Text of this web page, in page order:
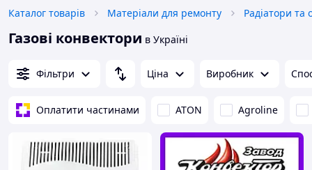
Каталог товарів Матеріали для ремонту Радіатори та
Газові конвектори в Україні
Фільтри Ціна Виробник
Оплатити частинами ATON Agroline